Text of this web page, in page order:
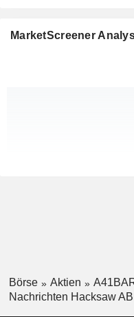
MarketScreener
Börse Aktien
Nachrichten Hacksaw AB